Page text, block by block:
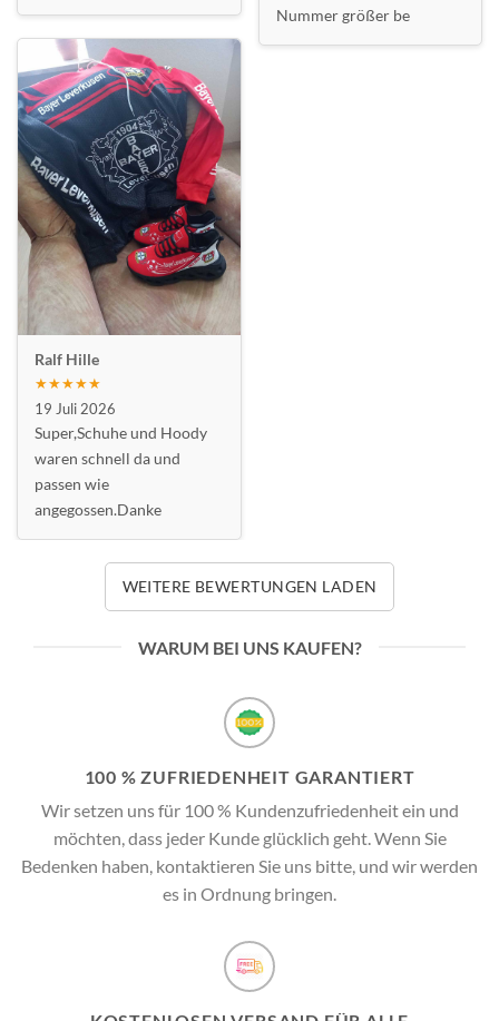
Ralf Hille
★★★★★
19 Juli 2026
Super,Schuhe und Hoody
waren schnell da und
passen wie
angegossen.Danke
Nummer größer be
WEITERE BEWERTUNGEN LADEN
WARUM BEI UNS KAUFEN?
100 % ZUFRIEDENHEIT GARANTIERT
Wir setzen uns für 100 % Kundenzufriedenheit ein und
möchten, dass jeder Kunde glücklich geht. Wenn Sie
Bedenken haben, kontaktieren Sie uns bitte, und wir werden
es in Ordnung bringen.